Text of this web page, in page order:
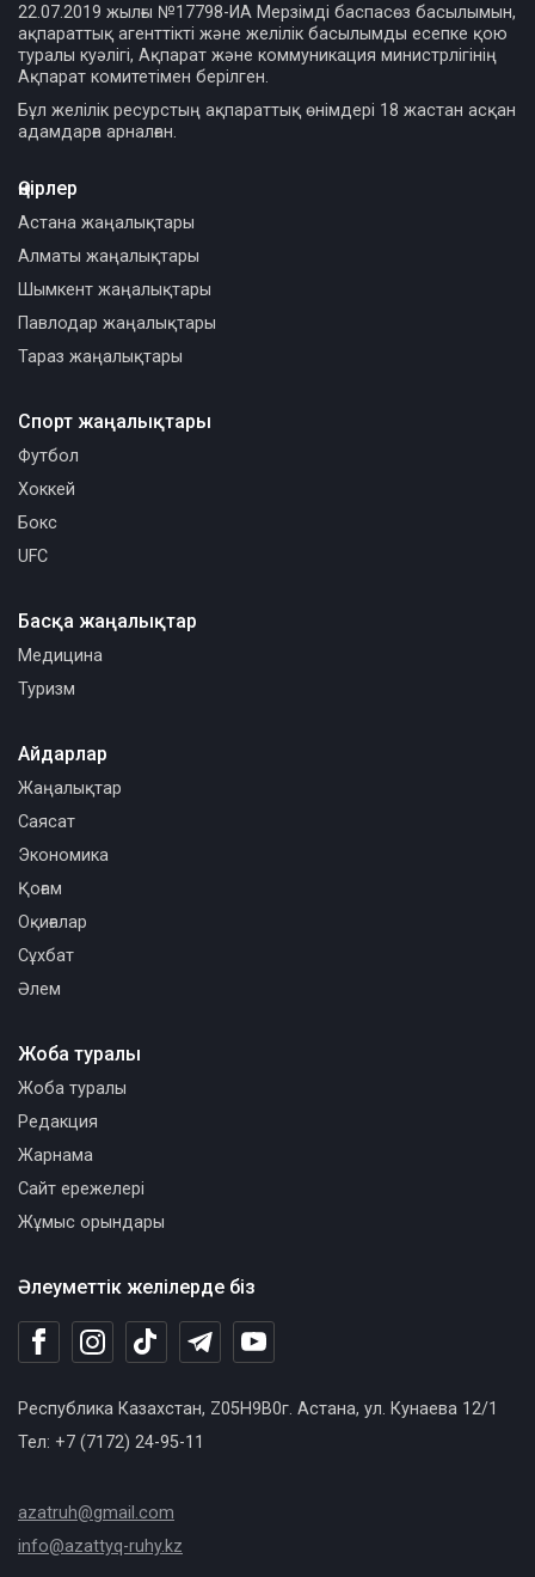
22.07.2019 жылғы №17798-ИА Мерзімді баспасөз басылымын,
ақпараттық агенттікті және желілік басылымды есепке қою
туралы куәлігі, Ақпарат және коммуникация министрлігінің
Ақпарат комитетімен берілген.
Бұл желілік ресурстың ақпараттық өнімдері 18 жастан асқан
адамдарға арналған.
Өңірлер
Астана жаңалықтары
Алматы жаңалықтары
Шымкент жаңалықтары
Павлодар жаңалықтары
Тараз жаңалықтары
Спорт жаңалықтары
Футбол
Хоккей
Бокс
UFC
Басқа жаңалықтар
Медицина
Туризм
Әлеуметтік желілерде біз
Республика Казахстан, Z05H9B0г. Астана, ул. Кунаева 12/1
Тел: +7 (7172) 24-95-11
azatruh@gmail.com
info@azattyq-ruhy.kz
Айдарлар
Жаңалықтар
Саясат
Экономика
Қоғам
Оқиғалар
Сұхбат
Әлем
Жоба туралы
Жоба туралы
Редакция
Жарнама
Сайт ережелері
Жұмыс орындары